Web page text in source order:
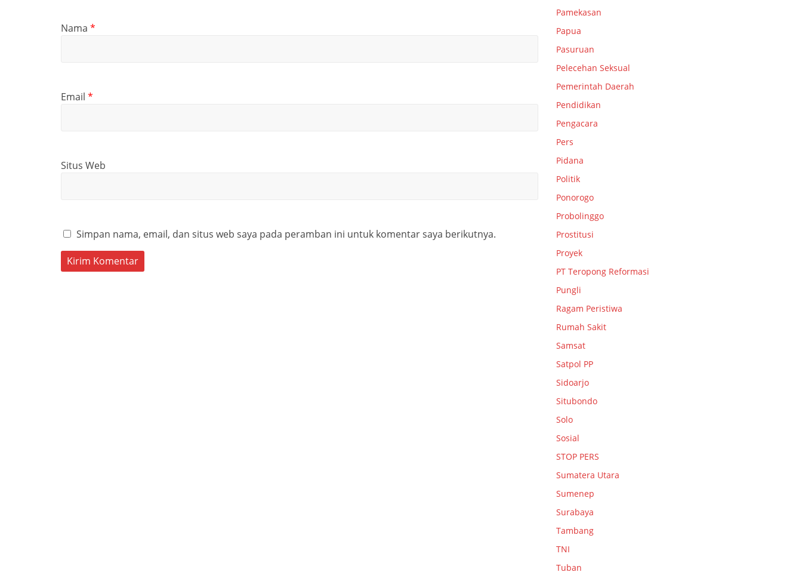
Nama *
Email *
Situs Web
Simpan nama, email, dan situs web saya pada peramban ini untuk komentar saya berikutnya.
Pamekasan
Papua
Pasuruan
Pelecehan Seksual
Pemerintah Daerah
Pendidikan
Pengacara
Pers
Pidana
Politik
Ponorogo
Probolinggo
Prostitusi
Proyek
PT Teropong Reformasi
Pungli
Ragam Peristiwa
Rumah Sakit
Samsat
Satpol PP
Sidoarjo
Situbondo
Solo
Sosial
STOP PERS
Sumatera Utara
Sumenep
Surabaya
Tambang
TNI
Tuban